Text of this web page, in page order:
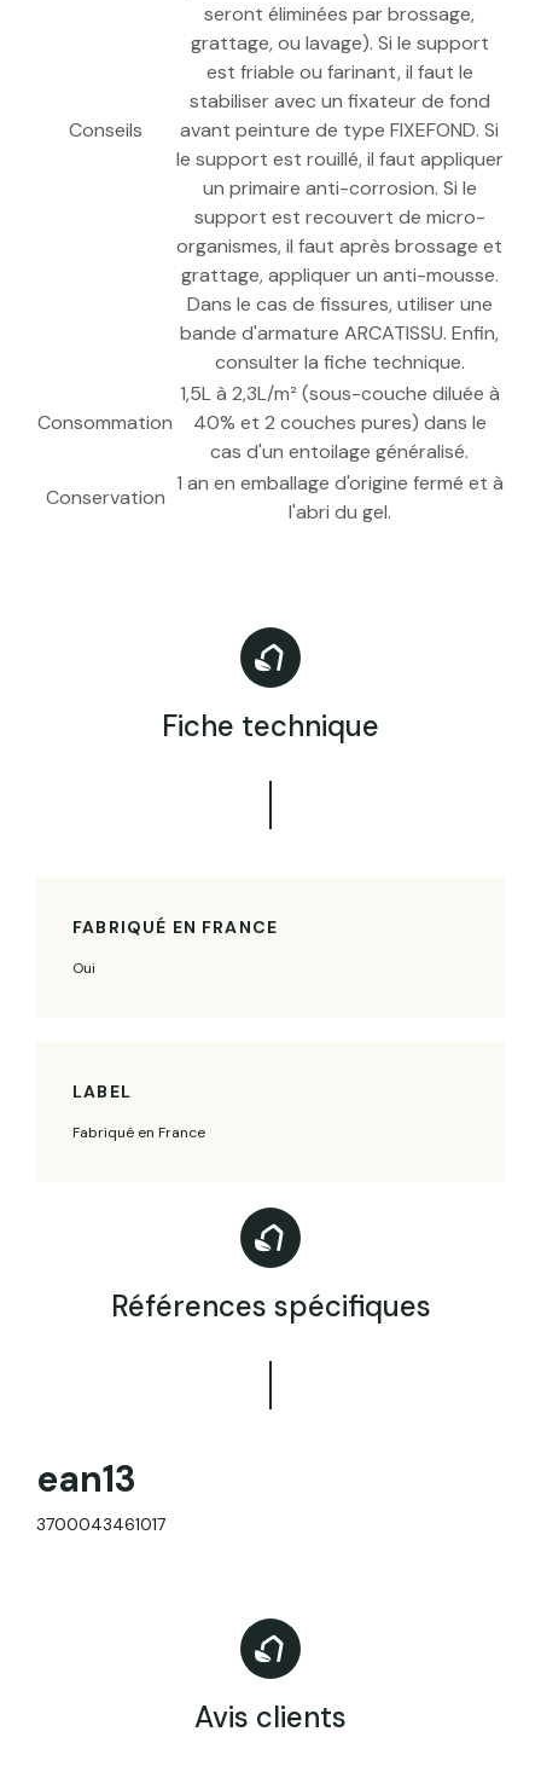
Conseils
seront éliminées par brossage,
grattage, ou lavage). Si le support
est friable ou farinant, il faut le
stabiliser avec un fixateur de fond
avant peinture de type FIXEFOND. Si
le support est rouillé, il faut appliquer
un primaire anti-corrosion. Si le
support est recouvert de micro-
organismes, il faut après brossage et
grattage, appliquer un anti-mousse.
Dans le cas de fissures, utiliser une
bande d'armature ARCATISSU. Enfin,
consulter la fiche technique.
Consommation
1,5L à 2,3L/m² (sous-couche diluée à
40% et 2 couches pures) dans le
cas d'un entoilage généralisé.
Conservation
1 an en emballage d'origine fermé et à
l'abri du gel.
Fiche technique
FABRIQUÉ EN FRANCE
Oui
LABEL
Fabriqué en France
Références spécifiques
ean13
3700043461017
Avis clients